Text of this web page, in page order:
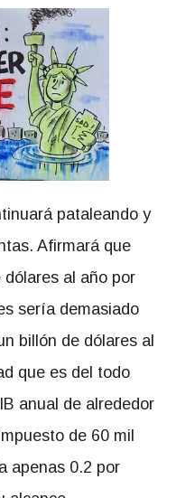
pataleando y
Afirmará que
al año por
sería demasiado
billón de dólares al
que es del todo
anual de alrededor
de 60 mil
apenas 0.2 por